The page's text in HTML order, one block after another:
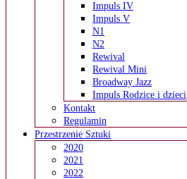
Impuls IV
Impuls V
N1
N2
Rewival
Rewival Mini
Broadway Jazz
Impuls Rodzice i dzieci
Kontakt
Regulamin
Przestrzenie Sztuki
2020
2021
2022